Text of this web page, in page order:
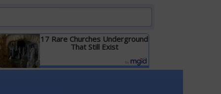
17 Rare Churches Underground
That Still Exist
Детальніше